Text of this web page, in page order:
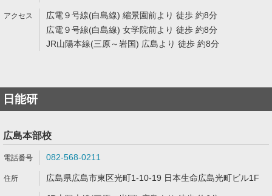
広電９号線(白島線) 縮景園前より 徒歩 約8分
広電９号線(白島線) 女学院前より 徒歩 約8分
JR山陽本線(三原～岩国) 広島より 徒歩 約8分
日能研
広島本部校
082-568-0211
広島県広島市東区光町1-10-19 日本生命広島光町ビル1F